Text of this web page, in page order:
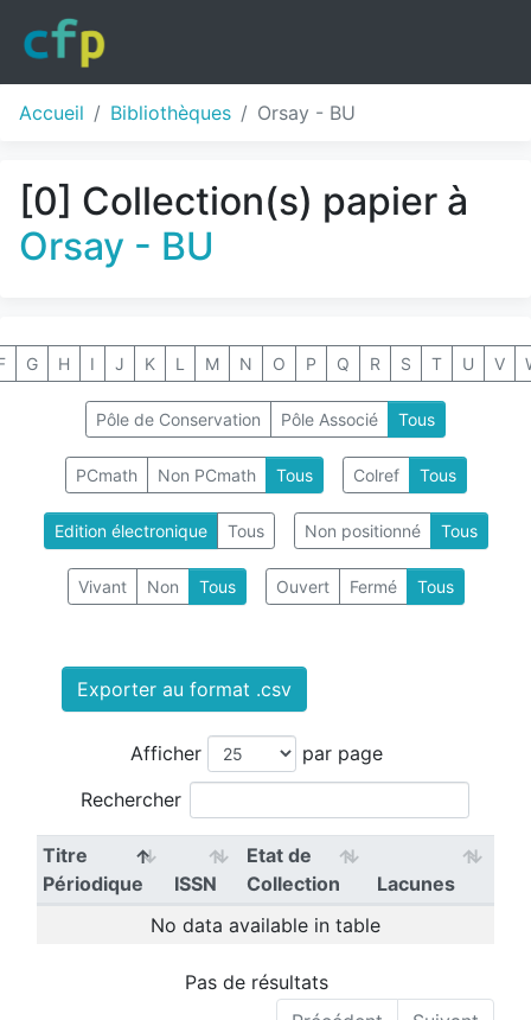
Accueil Bibliothèques Orsay - BU
[0] Collection(s) papier à
Orsay - BU
G H I J K L M N O P Q R S T U V
Pôle de Conservation Pôle Associé Tous
PCmath Non PCmath Tous Colref Tous
Edition électronique Tous Non positionné Tous
Vivant Non Tous Ouvert Fermé Tous
Exporter au format .csv
Afficher
par page
Rechercher
Titre
Périodique
ISSN
Etat de
Collection
Lacunes
No data available in table
Pas de résultats